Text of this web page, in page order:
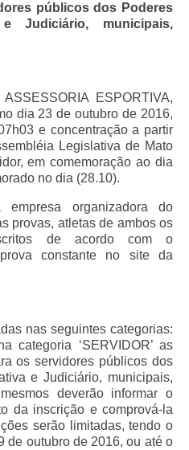
Sindicato dos
de Mato Grosso
públicos dos Poderes
Judiciário, municipais,
ESPORTIVA,
dia 23 de outubro de 2016,
e concentração a partir
Legislativa de Mato
em comemoração ao dia
no dia (28.10).
empresa organizadora do
provas, atletas de ambos os
de acordo com o
constante no site da
nas seguintes categorias:
categoria ‘SERVIDOR’ as
os servidores públicos dos
e Judiciário, municipais,
deverão informar o
da inscrição e comprová-la
serão limitadas, tendo o
de outubro de 2016, ou até o